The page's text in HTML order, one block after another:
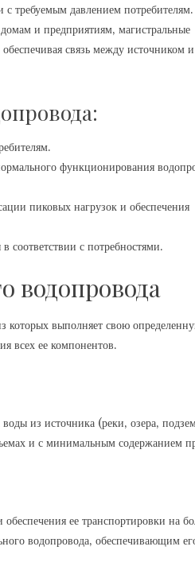
с требуемым давлением
и предприятиям‚ магистральные
связь между источником и
функционирования
пиковых нагрузок и обеспечения
соответствии с потребностями.
водопровода
которых выполняет свою
всех ее компонентов.
из источника (реки‚ озера‚
и с минимальным содержанием
ее транспортировки на
водопровода‚ обеспечивающим